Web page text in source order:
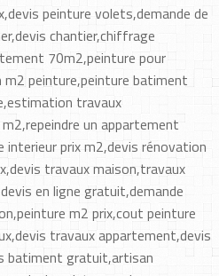
peinture volets,demande de
chantier,chiffrage
70m2,peinture pour
m2 peinture,peinture batiment
travaux
un appartement
interieur prix m2,devis rénovation
travaux maison,travaux
en ligne gratuit,demande
m2 prix,cout peinture
travaux appartement,devis
batiment gratuit,artisan